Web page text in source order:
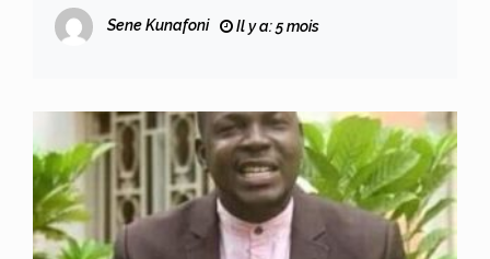
Koné prend les commandes
Sene Kunafoni Il y a: 5 mois